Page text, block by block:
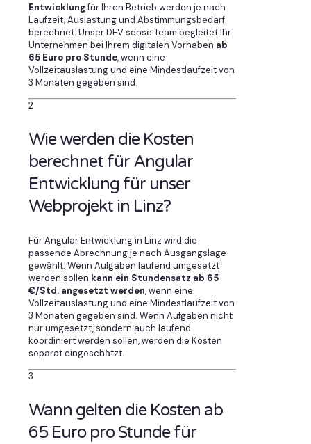
Entwicklungfür Ihren Betrieb werden je nach
Laufzeit, Auslastung und Abstimmungsbedarf
berechnet. Unser DEV sense Team begleitet Ihr
Unternehmen bei Ihrem digitalen Vorhaben ab
65 Euro pro Stunde, wenn eine
Vollzeitauslastung und eine Mindestlaufzeit von
3 Monaten gegeben sind.
2
Wie werden die Kosten
berechnet für Angular
Entwicklung für unser
Webprojekt in Linz?
Für Angular Entwicklung in Linz wird die
passende Abrechnung je nach Ausgangslage
gewählt. Wenn Aufgaben laufend umgesetzt
werden sollen kann ein Stundensatz ab 65
€/Std. angesetzt werden, wenn eine
Vollzeitauslastung und eine Mindestlaufzeit von
3 Monaten gegeben sind. Wenn Aufgaben nicht
nur umgesetzt, sondern auch laufend
koordiniert werden sollen, werden die Kosten
separat eingeschätzt.
3
Wann gelten die Kosten ab
65 Euro pro Stunde für